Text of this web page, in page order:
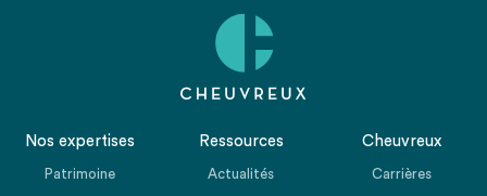
Nos expertises
Patrimoine
Ressources
Actualités
Cheuvreux
Carrières